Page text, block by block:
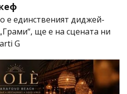
е единственият диджей-
ще е на сцената ни
G